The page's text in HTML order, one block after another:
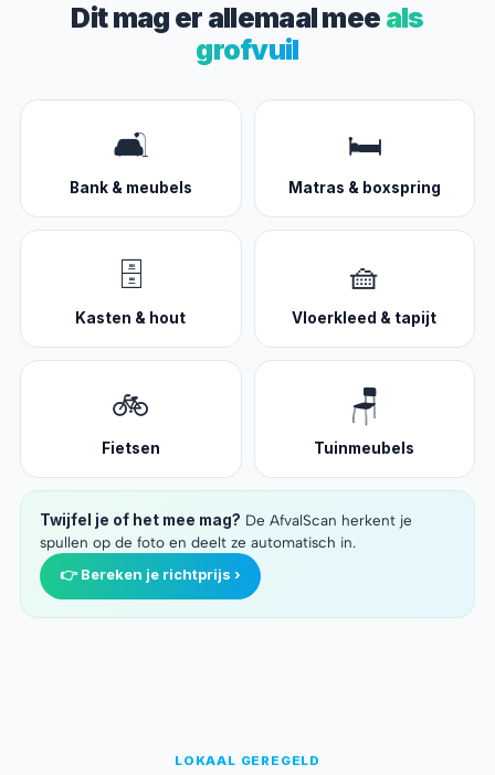
Dit mag er allemaal mee als
grofvuil
🛋️
Bank & meubels
🛏️
Matras & boxspring
🗄️
Kasten & hout
🧺
Vloerkleed & tapijt
🚲
Fietsen
🪑
Tuinmeubels
Twijfel je of het mee mag? De AfvalScan herkent je
spullen op de foto en deelt ze automatisch in.
👉 Bereken je richtprijs ›
LOKAAL GEREGELD